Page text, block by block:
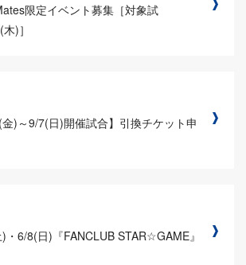
限定イベント募集［対象試
)］
金)～9/7(日)開催試合】引換チケット申
・6/8(日)『FANCLUB STAR☆GAME』